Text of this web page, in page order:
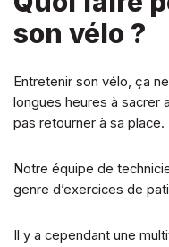
son vélo ?
Entretenir son vélo, ça
longues heures à sacrer
pas retourner à sa place.
Notre équipe de
genre d’exercices de
Il y a cependant une